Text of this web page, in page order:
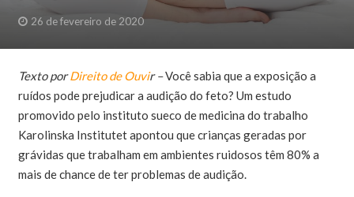
26 de fevereiro de 2020
Texto porDireito de Ouvir –Você sabia que a exposição a
ruídos pode prejudicar a audição do feto? Um estudo
promovido pelo instituto sueco de medicina do trabalho
Karolinska Institutet apontou que crianças geradas por
grávidas que trabalham em ambientes ruidosos têm 80% a
mais de chance de ter problemas de audição.